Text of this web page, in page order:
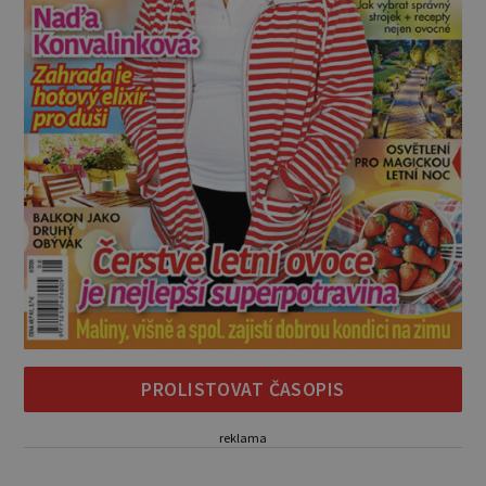
PROLISTOVAT ČASOPIS
reklama